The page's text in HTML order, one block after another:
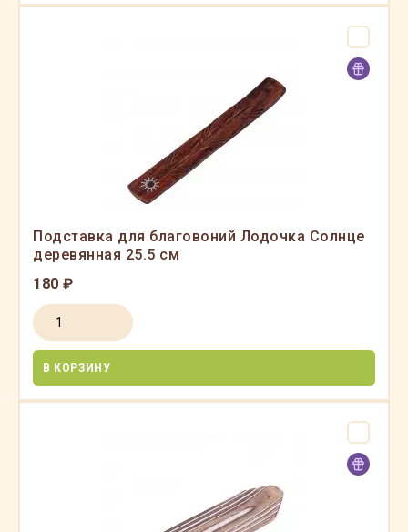
Подставка для благовоний Лодочка Солнце
деревянная 25.5 см
180 ₽
В КОРЗИНУ